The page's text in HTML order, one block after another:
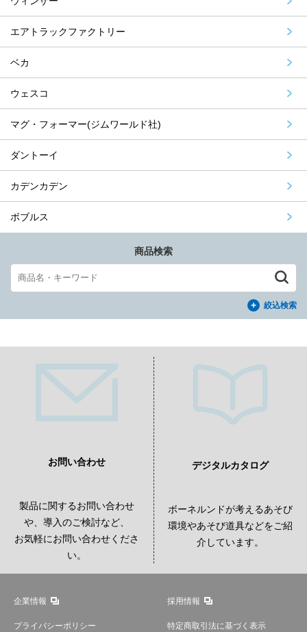
エアトラックファクトリー
ベカ
ウェスコ
マグ・フォーマー(ジムワールド社)
ダントーイ
カデンカデン
ボブルス
商品検索
絞込検索
お問い合わせ
製品に関するお問い合わせ
や、導入のご検討など、
お気軽にお問い合わせくださ
い。
デジタルカタログ
ボーネルンドが考えるあそび
環境やあそび道具などをご紹
介しています。
企業情報 採用情報
プライバシーポリシー 特定商取引法に基づく表示